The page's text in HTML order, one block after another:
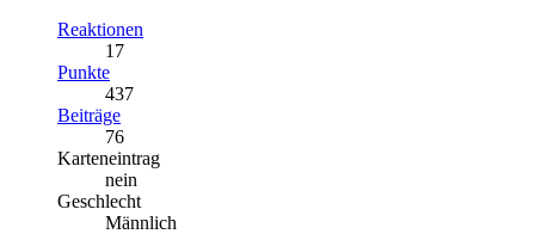
Reaktionen
17
Punkte
437
Beiträge
76
Karteneintrag
nein
Geschlecht
Männlich